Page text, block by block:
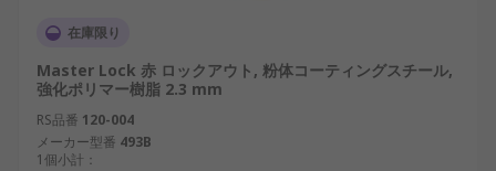
在庫限り
Master Lock 赤 ロックアウト, 粉体コーティングスチール,
強化ポリマー樹脂 2.3 mm
RS品番 120-004
メーカー型番 493B
1個小計：